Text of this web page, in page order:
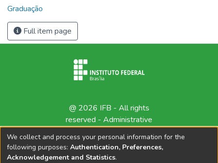
Graduação
Full item page
@ 2026 IFB - All rights
reserved - Administrative
We collect and process your personal information for the
following purposes: Authentication, Preferences,
Acknowledgement and Statistics.